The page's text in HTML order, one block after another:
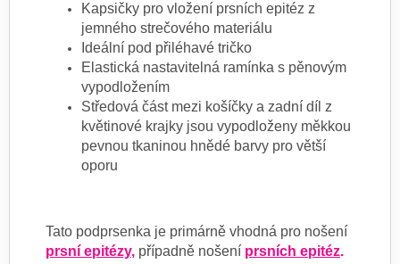
Kapsičky pro vložení prsních epitéz z
jemného strečového materiálu
Ideální pod přiléhavé tričko
Elastická nastavitelná ramínka s pěnovým
vypodložením
Středová část mezi košíčky a zadní díl z
květinové krajky jsou vypodloženy měkkou
pevnou tkaninou hnědé barvy pro větší
oporu
Tato podprsenka je primárně vhodná pro nošení
prsní epitézy, případně nošení prsních epitéz.